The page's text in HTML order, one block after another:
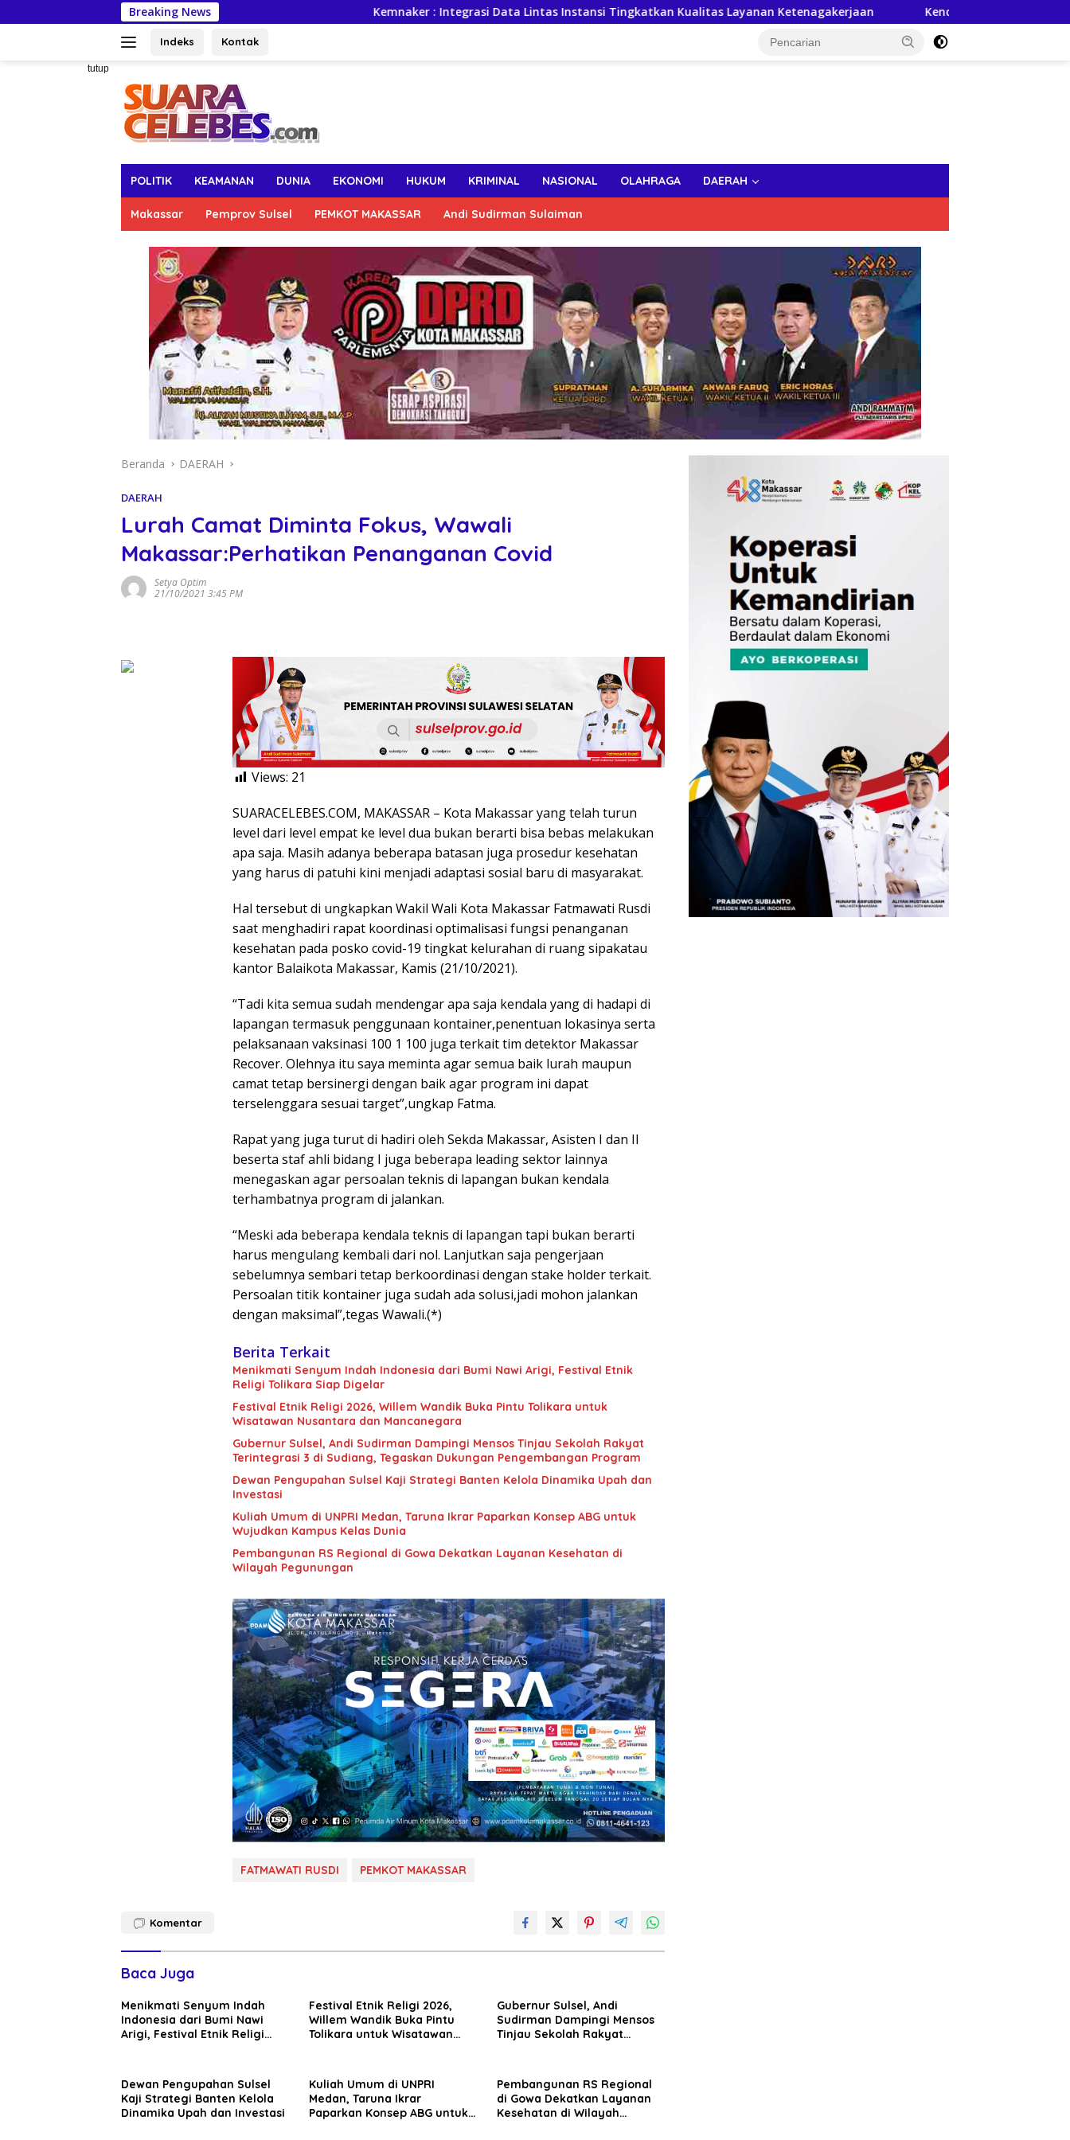
ke
Breaking News Kemnaker : Integrasi Data Lintas Instansi Tingkatkan Kualitas Layanan Ketenagakerjaan Kendalikan Hipertensi Lewat
Indeks Kontak
tutup
POLITIK KEAMANAN DUNIA EKONOMI HUKUM KRIMINAL NASIONAL OLAHRAGA DAERAH
Makassar Pemprov Sulsel PEMKOT MAKASSAR Andi Sudirman Sulaiman
Beranda DAERAH
DAERAH
Lurah Camat Diminta Fokus, Wawali
Makassar:Perhatikan Penanganan Covid
Setya Optim
21/10/2021 3:45 PM
Views: 21
SUARACELEBES.COM, MAKASSAR – Kota Makassar yang telah turun
level dari level empat ke level dua bukan berarti bisa bebas melakukan
apa saja. Masih adanya beberapa batasan juga prosedur kesehatan
yang harus di patuhi kini menjadi adaptasi sosial baru di masyarakat.
Hal tersebut di ungkapkan Wakil Wali Kota Makassar Fatmawati Rusdi
saat menghadiri rapat koordinasi optimalisasi fungsi penanganan
kesehatan pada posko covid-19 tingkat kelurahan di ruang sipakatau
kantor Balaikota Makassar, Kamis (21/10/2021).
“Tadi kita semua sudah mendengar apa saja kendala yang di hadapi di
lapangan termasuk penggunaan kontainer,penentuan lokasinya serta
pelaksanaan vaksinasi 100 1 100 juga terkait tim detektor Makassar
Recover. Olehnya itu saya meminta agar semua baik lurah maupun
camat tetap bersinergi dengan baik agar program ini dapat
terselenggara sesuai target”,ungkap Fatma.
Rapat yang juga turut di hadiri oleh Sekda Makassar, Asisten I dan II
beserta staf ahli bidang I juga beberapa leading sektor lainnya
menegaskan agar persoalan teknis di lapangan bukan kendala
terhambatnya program di jalankan.
“Meski ada beberapa kendala teknis di lapangan tapi bukan berarti
harus mengulang kembali dari nol. Lanjutkan saja pengerjaan
sebelumnya sembari tetap berkoordinasi dengan stake holder terkait.
Persoalan titik kontainer juga sudah ada solusi,jadi mohon jalankan
dengan maksimal”,tegas Wawali.(*)
Berita Terkait
Menikmati Senyum Indah Indonesia dari Bumi Nawi Arigi, Festival Etnik
Religi Tolikara Siap Digelar
Festival Etnik Religi 2026, Willem Wandik Buka Pintu Tolikara untuk
Wisatawan Nusantara dan Mancanegara
Gubernur Sulsel, Andi Sudirman Dampingi Mensos Tinjau Sekolah Rakyat
Terintegrasi 3 di Sudiang, Tegaskan Dukungan Pengembangan Program
Dewan Pengupahan Sulsel Kaji Strategi Banten Kelola Dinamika Upah dan
Investasi
Kuliah Umum di UNPRI Medan, Taruna Ikrar Paparkan Konsep ABG untuk
Wujudkan Kampus Kelas Dunia
Pembangunan RS Regional di Gowa Dekatkan Layanan Kesehatan di
Wilayah Pegunungan
FATMAWATI RUSDI PEMKOT MAKASSAR
Komentar
Baca Juga
Menikmati Senyum Indah
Indonesia dari Bumi Nawi
Arigi, Festival Etnik Religi
Festival Etnik Religi 2026,
Willem Wandik Buka Pintu
Tolikara untuk Wisatawan
Gubernur Sulsel, Andi
Sudirman Dampingi Mensos
Tinjau Sekolah Rakyat
Pengembangan Program
Dewan Pengupahan Sulsel
Kaji Strategi Banten Kelola
Dinamika Upah dan Investasi
Kuliah Umum di UNPRI
Medan, Taruna Ikrar
Paparkan Konsep ABG untuk
Pembangunan RS Regional
di Gowa Dekatkan Layanan
Kesehatan di Wilayah